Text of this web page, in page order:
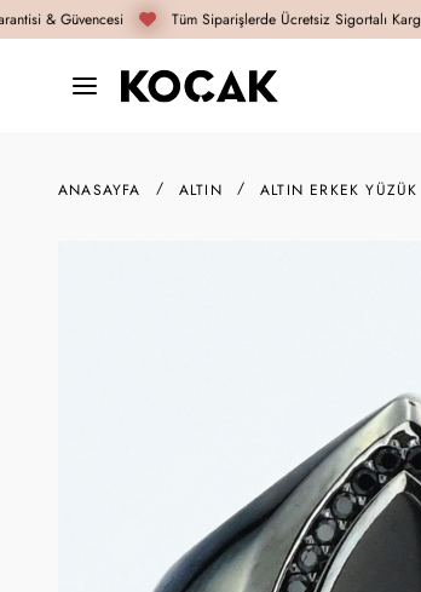
& Güvencesi Tüm Siparişlerde Ücretsiz Sigortalı Kargo
ANASAYFA ALTIN ALTIN ERKEK YÜZÜK